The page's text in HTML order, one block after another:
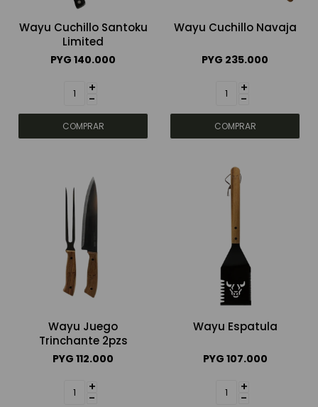
Wayu Cuchillo Santoku
Limited
PYG 140.000
+
-
Wayu Cuchillo Navaja
PYG 235.000
+
-
Wayu Juego
Trinchante 2pzs
PYG 112.000
+
-
Wayu Espatula
PYG 107.000
+
-